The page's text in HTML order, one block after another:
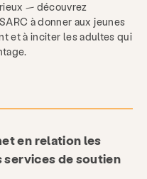
— découvrez
à donner aux jeunes
et à inciter les adultes qui
en relation les
services de soutien